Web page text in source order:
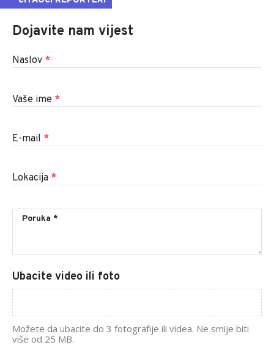
Dojavite nam vijest
Naslov *
Vaše ime *
E-mail *
Lokacija *
Ubacite video ili foto
Možete da ubacite do 3 fotografije ili videa. Ne smije biti
više od 25 MB.